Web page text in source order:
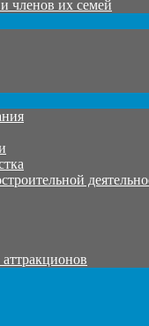
членов их семей